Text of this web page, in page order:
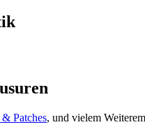
Patches, und vielem